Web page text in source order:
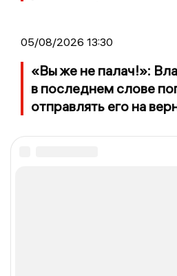
05/08/2026 13:30
«Вы же не палач!»:
в последнем слове
отправлять его на